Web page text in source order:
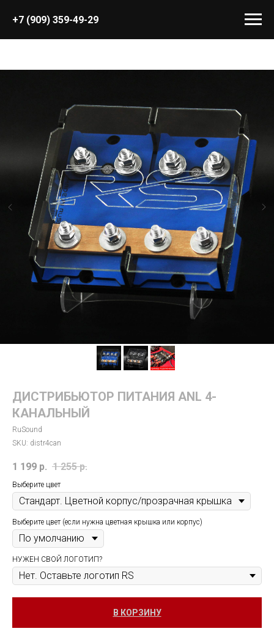
+7 (909) 359-49-29
ДИСТРИБЬЮТОР ПИТАНИЯ ANL 4-
КАНАЛЬНЫЙ
RuSound
SKU: distr4can
1 199 р. 1 255 р.
Выберите цвет
Выберите цвет (если нужна цветная крышка или корпус)
НУЖЕН СВОЙ ЛОГОТИП?
В КОРЗИНУ